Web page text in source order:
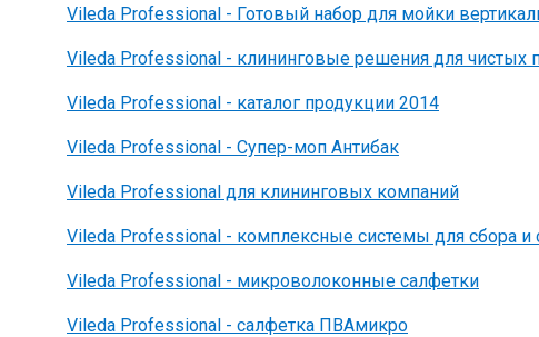
Vileda Professional - Готовый набор для мойки
Vileda Professional - клининговые решения для чистых
Vileda Professional - каталог продукции 2014
Vileda Professional - Супер-моп Антибак
Vileda Professional для клининговых компаний
Vileda Professional - комплексные системы для сбора и
Vileda Professional - микроволоконные салфетки
Vileda Professional - салфетка ПВАмикро